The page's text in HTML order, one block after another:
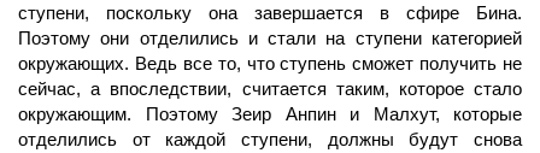
ступени, поскольку она завершается в сфире Бина.
Поэтому они отделились и стали на ступени категорией
окружающих. Ведь все то, что ступень сможет получить не
сейчас, а впоследствии, считается таким, которое стало
окружающим. Поэтому Зеир Анпин и Малхут, которые
отделились от каждой ступени, должны будут снова